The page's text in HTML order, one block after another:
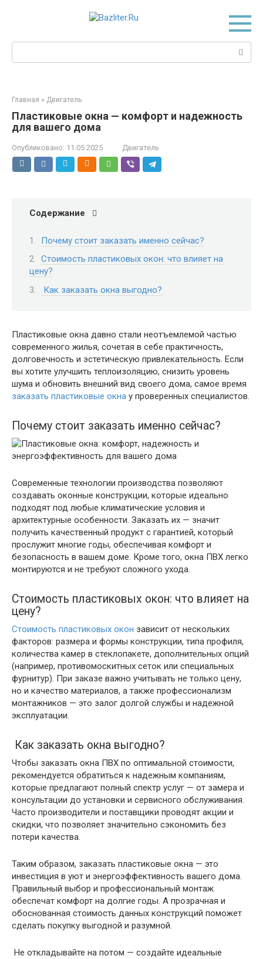
Главная » Двигатель
Пластиковые окна — комфорт и надежность
для вашего дома
Опубликовано: 11.05.2025 Двигатель
Содержание
Почему стоит заказать именно сейчас?
Стоимость пластиковых окон: что влияет на
цену?
Как заказать окна выгодно?
Пластиковые окна давно стали неотъемлемой частью
современного жилья, сочетая в себе практичность,
долговечность и эстетическую привлекательность. Если
вы хотите улучшить теплоизоляцию, снизить уровень
шума и обновить внешний вид своего дома, самое время
заказать пластиковые окна у проверенных специалистов.
Почему стоит заказать именно сейчас?
Современные технологии производства позволяют
создавать оконные конструкции, которые идеально
подходят под любые климатические условия и
архитектурные особенности. Заказать их — значит
получить качественный продукт с гарантией, который
прослужит многие годы, обеспечивая комфорт и
безопасность в вашем доме. Кроме того, окна ПВХ легко
монтируются и не требуют сложного ухода.
Стоимость пластиковых окон: что влияет на
цену?
Стоимость пластиковых окон зависит от нескольких
факторов: размера и формы конструкции, типа профиля,
количества камер в стеклопакете, дополнительных опций
(например, противомоскитных сеток или специальных
фурнитур). При заказе важно учитывать не только цену,
но и качество материалов, а также профессионализм
монтажников — это залог долгой службы и надежной
эксплуатации.
Как заказать окна выгодно?
Чтобы заказать окна ПВХ по оптимальной стоимости,
рекомендуется обратиться к надежным компаниям,
которые предлагают полный спектр услуг — от замера и
консультации до установки и сервисного обслуживания.
Часто производители и поставщики проводят акции и
скидки, что позволяет значительно сэкономить без
потери качества.
Таким образом, заказать пластиковые окна — это
инвестиция в уют и энергоэффективность вашего дома.
Правильный выбор и профессиональный монтаж
обеспечат комфорт на долгие годы. А прозрачная и
обоснованная стоимость данных конструкций поможет
сделать покупку выгодной и разумной.
Не откладывайте на потом — создайте идеальные